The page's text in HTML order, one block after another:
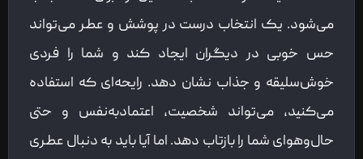
می‌شود. یک انتخاب درست در پوشش و عطر می‌تواند
حس خوبی در دیگران ایجاد کند و شما را فردی
خوش‌سلیقه و جذاب نشان دهد. رایحه‌ای که استفاده
می‌کنید، می‌تواند شخصیت، اعتمادبه‌نفس و حتی
حال‌وهوای شما را بازتاب دهد. اما آیا باید به دنبال عطری